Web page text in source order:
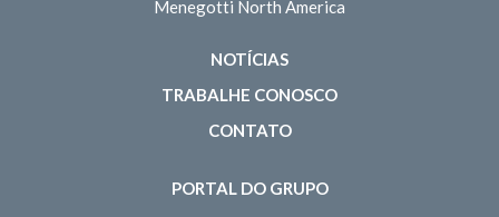
Menegotti North America
NOTÍCIAS
TRABALHE CONOSCO
CONTATO
PORTAL DO GRUPO